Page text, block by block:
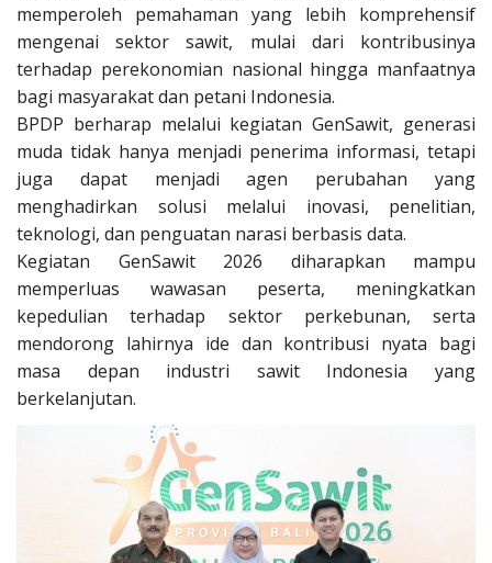
memperoleh pemahaman yang lebih komprehensif
mengenai sektor sawit, mulai dari kontribusinya
terhadap perekonomian nasional hingga manfaatnya
bagi masyarakat dan petani Indonesia.
BPDP berharap melalui kegiatan GenSawit, generasi
muda tidak hanya menjadi penerima informasi, tetapi
juga dapat menjadi agen perubahan yang
menghadirkan solusi melalui inovasi, penelitian,
teknologi, dan penguatan narasi berbasis data.
Kegiatan GenSawit 2026 diharapkan mampu
memperluas wawasan peserta, meningkatkan
kepedulian terhadap sektor perkebunan, serta
mendorong lahirnya ide dan kontribusi nyata bagi
masa depan industri sawit Indonesia yang
berkelanjutan.